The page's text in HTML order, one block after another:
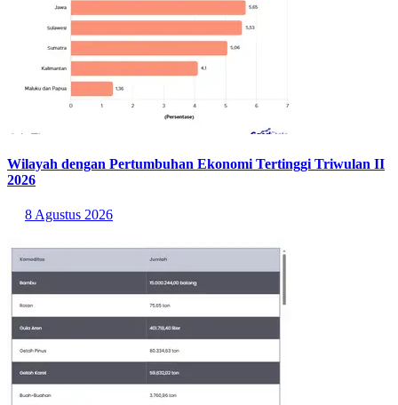
Wilayah dengan Pertumbuhan Ekonomi Tertinggi Triwulan II
2026
8 Agustus 2026